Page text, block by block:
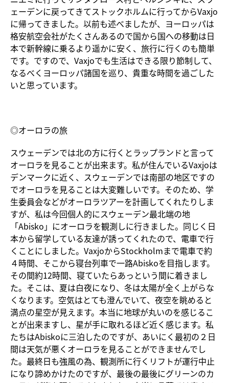
ェーデンに戻ってきてストックホルムに行ってからVaxjo
に帰ってきました。以前も述べましたが、ヨーロッパは
格安航空会社がたくさんあるので国から国への移動は日
本で新幹線に乗るより遥かに安く、旅行に行くのも簡単
です。ですので、Vaxjoでも生活はできる限り節制して、
なるべくヨーロッパ諸国を巡り、貴重な時間を過ごした
いと思っています。
◎オーロラの旅
スウェーデンでは北の方に行くとラップランドと言って
オーロラを見ることが出来ます。私が住んでいるVaxjoは
デンマークに近く、スウェーデンでは南部の地区ですの
でオーロラを見ることは大変難しいです。そのため、学
生委員会などがオーロラツアーを計画してくれたりしま
すが、私は今回個人的にスウェーデン最北端の地
「Abisko」にオーロラを観測しに行きました。同じく日
本から留学している友達が誘ってくれたので、電車で行
くことにしました。VaxjoからStockholmまで電車で約
４時間、そこから寝台列車で一路Abiskoを目指します。
その間約12時間、寝ていたらあっという間に着きまし
た。そこは、夏は白夜になり、冬は太陽が全く上がらな
くなります。空気はとても澄んでいて、夜空を眺めると
満点の星空が見えます。本当に地球が丸いのを感じるこ
とが出来ますし、星が手に取れるほど近く感じます。私
たちはAbiskoに三泊したのですが、あいにく最初の２日
間は天気が悪くオーロラを見ることができませんでし
た。最終日も強風の為、観測所に行くリフトが運行中止
になり諦めかけたのですが、最後の最後にグリーンのカ